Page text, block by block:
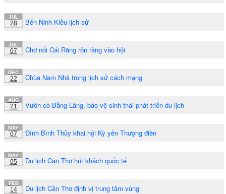
JUL
28 Bến Ninh Kiều lịch sử
JUL
07 Chợ nổi Cái Răng rộn ràng vào hội
DEC
22 Chùa Nam Nhã trong lịch sử cách mạng
AUG
21 Vườn cò Bằng Lăng, bảo vệ sinh thái phát triển du lịch
MAY
07 Đình Bình Thủy khai hội Kỳ yên Thượng điền
MAY
05 Du lịch Cần Thơ hút khách quốc tế
FEB
14 Du lịch Cần Thơ định vị trung tâm vùng